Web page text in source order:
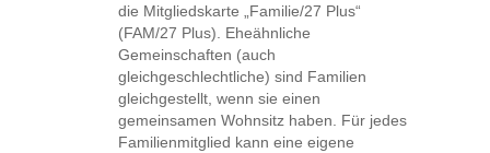
die Mitgliedskarte „Familie/27 Plus“
(FAM/27 Plus). Eheähnliche
Gemeinschaften (auch
gleichgeschlechtliche) sind Familien
gleichgestellt, wenn sie einen
gemeinsamen Wohnsitz haben. Für jedes
Familienmitglied kann eine eigene